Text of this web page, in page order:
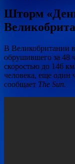
Шторм
В Великобритании
обрушившего за 48
скоростью до 146
человека, еще один
сообщает The Sun.